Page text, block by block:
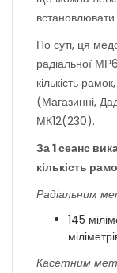
встановлювати
По суті, ця
радіальної
кількість
(Магазинні,
МК12(230).
За 1 сеанс
кількість
Радіальним
145
Касетним